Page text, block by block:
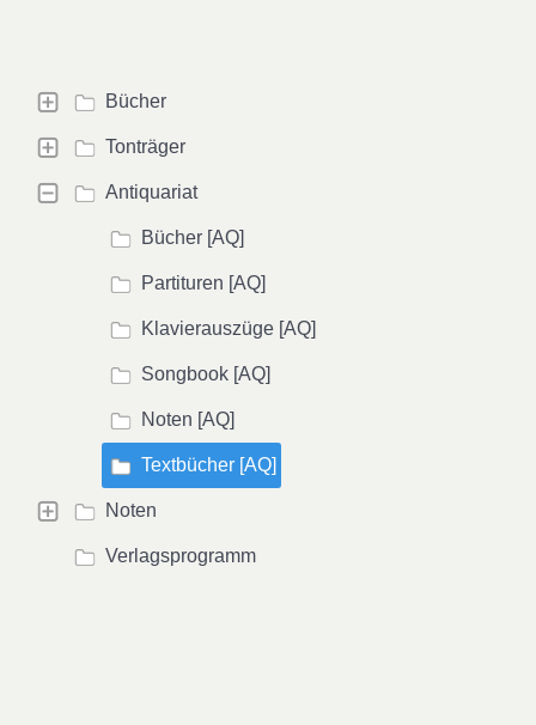
Bücher
Tonträger
Antiquariat
Bücher [AQ]
Partituren [AQ]
Klavierauszüge [AQ]
Songbook [AQ]
Noten [AQ]
Textbücher [AQ]
Noten
Verlagsprogramm